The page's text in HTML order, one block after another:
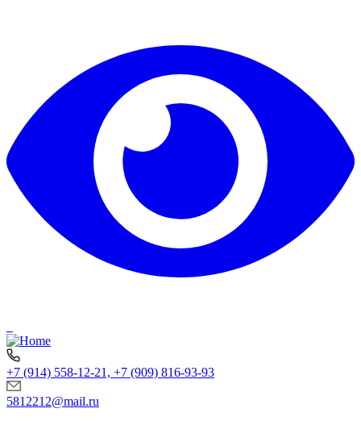
+7 (914) 558-12-21, +7 (909) 816-93-93
5812212@mail.ru